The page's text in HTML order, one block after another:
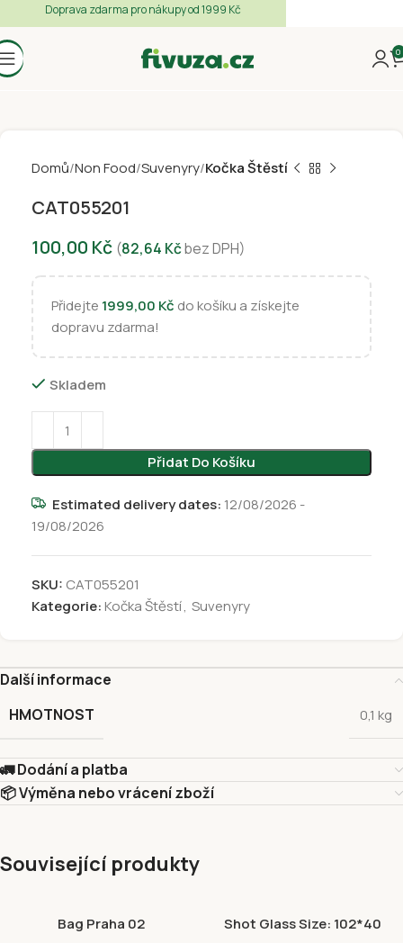
0
Domů Non Food Suvenyry Kočka Štěstí
CAT055201
100,00 Kč (82,64 Kčbez DPH)
Přidejte 1999,00 Kč do košíku a získejte
dopravu zdarma!
Skladem
Přidat Do Košíku
Estimated delivery dates: 12/08/2026 -
19/08/2026
SKU: CAT055201
Kategorie:Kočka Štěstí, Suvenyry
Další informace
HMOTNOST
0,1 kg
🚛 Dodání a platba
📦 Výměna nebo vrácení zboží
Související produkty
Bag Praha 02
Shot Glass Size: 102*40
Doprava zdarma pro nákupy od 1999 Kč